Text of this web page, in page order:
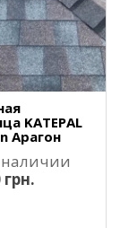
KATEPAL
Арагон
наличии
грн.